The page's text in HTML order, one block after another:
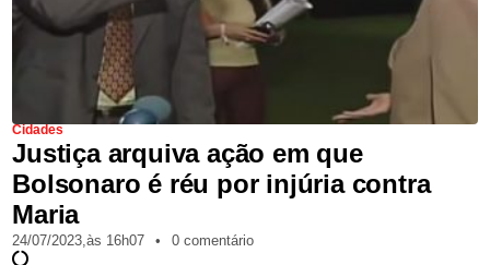
Cidades
Justiça arquiva ação em que
Bolsonaro é réu por injúria contra
Maria
24/07/2023,às 16h07 • 0 comentário